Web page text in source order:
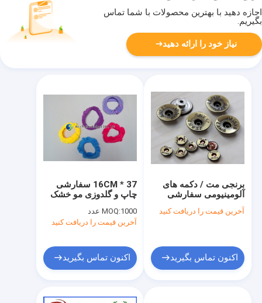
اجازه دهید با بهترین محصولات با شما تماس
بگیریم.
نیاز خود را ارائه دهید
37 * 16CM سفارشی
چاپ و گلدوزی مو خشک
MOQ:1000 عدد
آخرین قیمت را دریافت کنید
اکنون تماس بگیرید
برنجی مت / دکمه های
آلومینیومی سفارشی
لباس دور برای شلوار جین
آخرین قیمت را دریافت کنید
اکنون تماس بگیرید